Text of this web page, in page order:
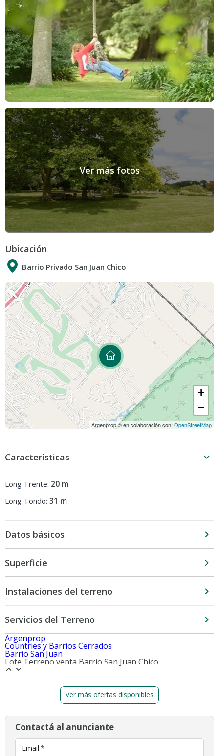
Ver más fotos
Ubicación
Barrio Privado San Juan Chico
+
−
Argenprop © en colaboración con; OpenStreetMap
Características
Long. Frente: 20 m
Long. Fondo: 31 m
Datos básicos
Superficie
Instalaciones del terreno
Servicios del Terreno
Argenprop
Countries y Barrios Cerrados
Barrio San Juan
Lote Terreno venta Barrio San Juan Chico
Ver más ofertas disponibles
Contactá al anunciante
Email:*